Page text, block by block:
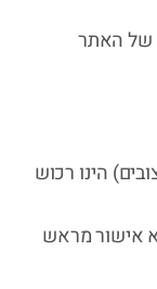
של האתר
הינו רכוש
אישור מראש